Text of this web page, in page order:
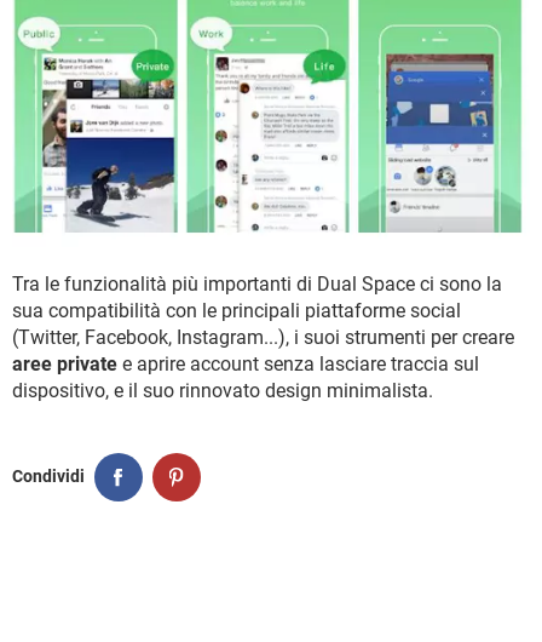
Tra le funzionalità più importanti di Dual Space ci sono la
sua compatibilità con le principali piattaforme social
(Twitter, Facebook, Instagram...), i suoi strumenti per creare
aree private e aprire account senza lasciare traccia sul
dispositivo, e il suo rinnovato design minimalista.
Condividi